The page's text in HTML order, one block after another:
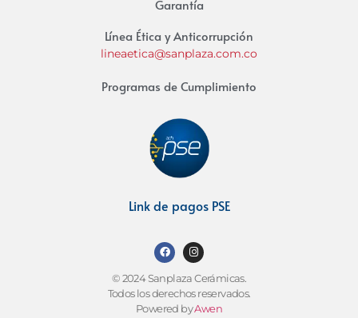
Garantía
Línea Ética y Anticorrupción
lineaetica@sanplaza.com.co
Programas de Cumplimiento
Link de pagos PSE
© 2024 Sanplaza Cerámicas.
Todos los derechos reservados.
Powered byAwen